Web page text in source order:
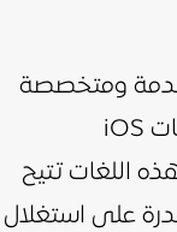
ومتخصصة
لكل نظام تشغيل، مثل Swift لتطبيقات iOS
اللغات تتيح
على استغلال